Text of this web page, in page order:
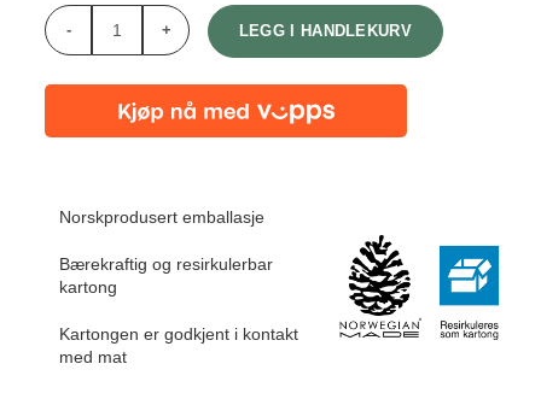
Antall
LEGG I HANDLEKURV
Norskprodusert emballasje
Bærekraftig og resirkulerbar
kartong
Kartongen er godkjent i kontakt
med mat